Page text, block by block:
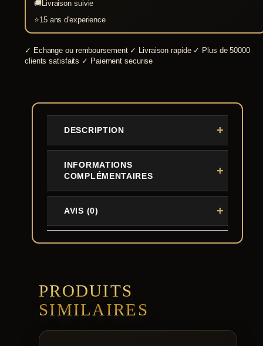
🚚Livraison suivie
⭐15 ans d'experience
✓ Echange ou remboursement ✓ Livraison rapide ✓ Plus de 50000
clients satisfaits ✓ Paiement securise
DESCRIPTION
INFORMATIONS
COMPLÉMENTAIRES
AVIS (0)
PRODUITS
SIMILAIRES